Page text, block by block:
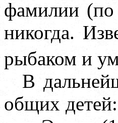
фамилии
никогда.
рыбаком и
В
общих